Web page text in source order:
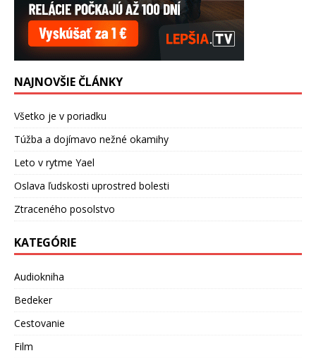
NAJNOVŠIE ČLÁNKY
Všetko je v poriadku
Túžba a dojímavo nežné okamihy
Leto v rytme Yael
Oslava ľudskosti uprostred bolesti
Ztraceného posolstvo
KATEGÓRIE
Audiokniha
Bedeker
Cestovanie
Film